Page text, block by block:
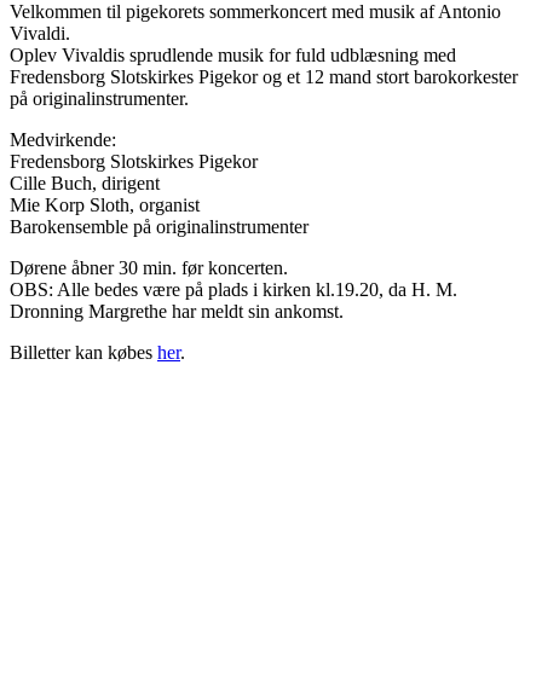
Velkommen til pigekorets sommerkoncert med musik af Antonio
Vivaldi.
Oplev Vivaldis sprudlende musik for fuld udblæsning med
Fredensborg Slotskirkes Pigekor og et 12 mand stort barokorkester
på originalinstrumenter.
Medvirkende:
Fredensborg Slotskirkes Pigekor
Cille Buch, dirigent
Mie Korp Sloth, organist
Barokensemble på originalinstrumenter
Dørene åbner 30 min. før koncerten.
OBS: Alle bedes være på plads i kirken kl.19.20, da H. M.
Dronning Margrethe har meldt sin ankomst.
Billetter kan købes her.